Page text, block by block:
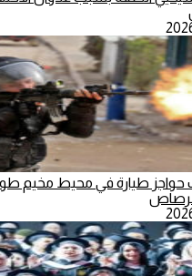
حواجز طيارة في محيط مخيم